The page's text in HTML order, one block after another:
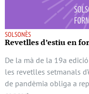
SOLSONÈS
Revetlles d’estiu en
De la mà de la 19a
les revetlles setmanals
de pandèmia obliga a